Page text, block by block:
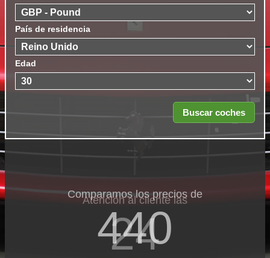
País de residencia
Edad
Comparamos los precios de
440
Atención al cliente las
24